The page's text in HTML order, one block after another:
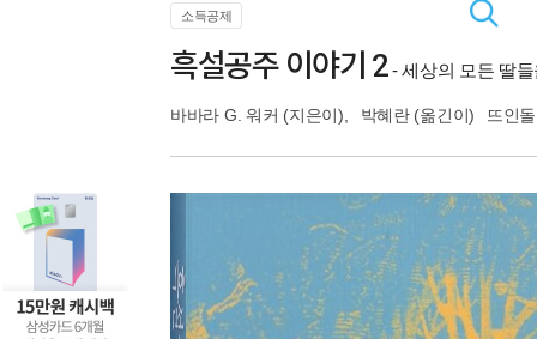
소득공제
흑설공주 이야기 2- 세상의 모든 딸
바바라 G. 워커 (지은이), 박혜란(옮긴이) 뜨인돌